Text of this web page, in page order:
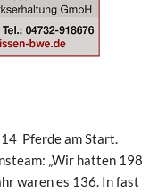
Pferde am Start.
„Wir hatten 198
waren es 136. In fast